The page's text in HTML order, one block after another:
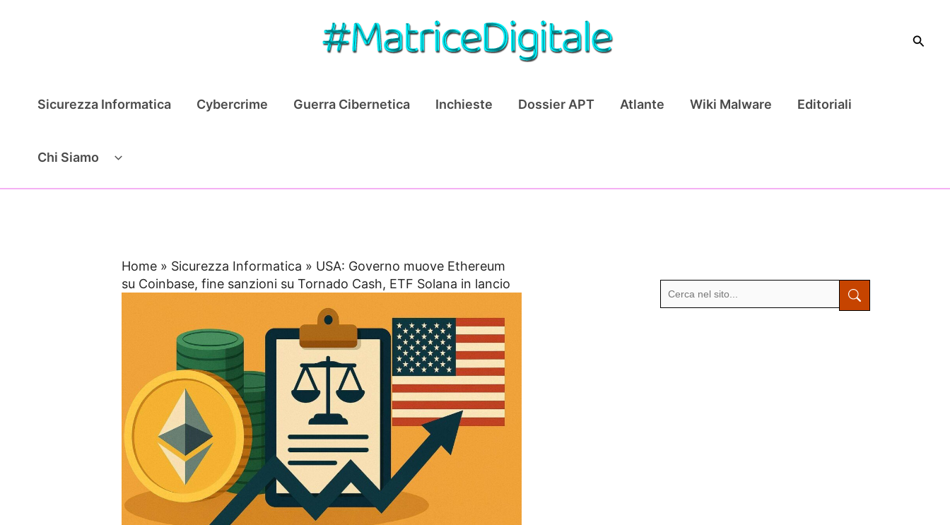
Cerca
Sicurezza Informatica Cybercrime Guerra Cibernetica Inchieste Dossier APT Atlante Wiki Malware Editoriali
Chi Siamo
Home » Sicurezza Informatica » USA: Governo muove Ethereum
su Coinbase, fine sanzioni su Tornado Cash, ETF Solana in lancio